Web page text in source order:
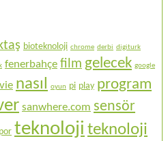
bioteknoloji chrome derbi digiturk
fenerbahçe film gelecek google
nasıl oyun pi play program
sanwhere.com sensör
teknoloji teknoloji